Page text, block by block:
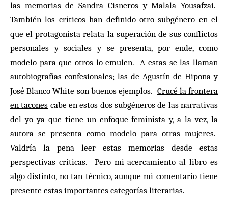
las memorias de Sandra Cisneros y Malala Yousafzai.
También los críticos han definido otro subgénero en el
que el protagonista relata la superación de sus conflictos
personales y sociales y se presenta, por ende, como
modelo para que otros lo emulen. A estas se las llaman
autobiografías confesionales; las de Agustín de Hipona y
José Blanco White son buenos ejemplos. Crucé la frontera
en tacones cabe en estos dos subgéneros de las narrativas
del yo ya que tiene un enfoque feminista y, a la vez, la
autora se presenta como modelo para otras mujeres.
Valdría la pena leer estas memorias desde estas
perspectivas críticas. Pero mi acercamiento al libro es
algo distinto, no tan técnico, aunque mi comentario tiene
presente estas importantes categorías literarias.